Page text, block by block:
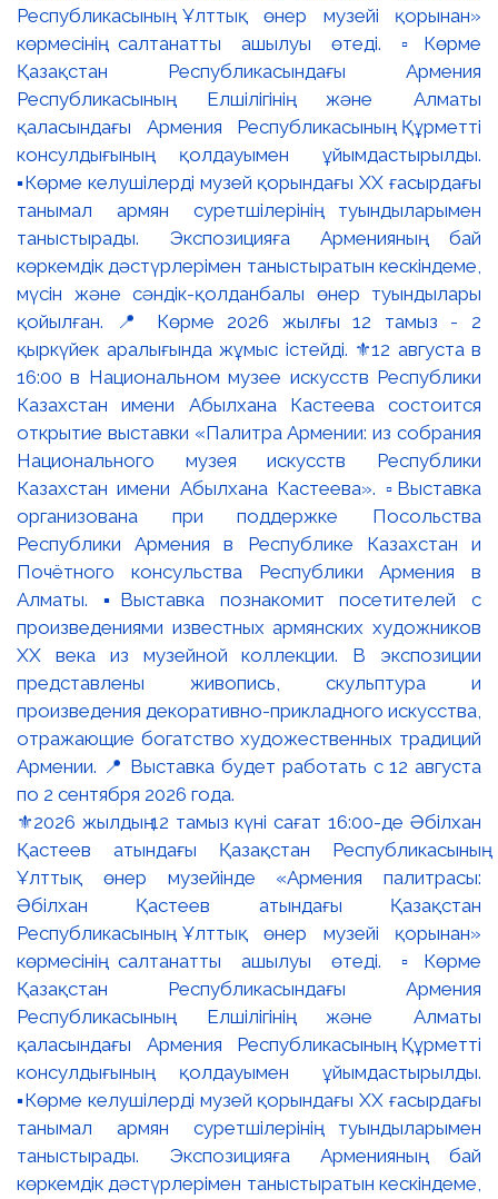
⚜️2026 жылдың 12 тамыз күні сағат 16:00-де Әбілхан
Қастеев атындағы Қазақстан Республикасының
Ұлттық өнер музейінде «Армения палитрасы:
Әбілхан Қастеев атындағы Қазақстан
Республикасының Ұлттық өнер музейі қорынан»
көрмесінің салтанатты ашылуы өтеді. ▫️Көрме
Қазақстан Республикасындағы Армения
Республикасының Елшілігінің және Алматы
қаласындағы Армения Республикасының Құрметті
консулдығының қолдауымен ұйымдастырылды.
▪️Көрме келушілерді музей қорындағы ХХ ғасырдағы
танымал армян суретшілерінің туындыларымен
таныстырады. Экспозицияға Арменияның бай
көркемдік дәстүрлерімен таныстыратын кескіндеме,